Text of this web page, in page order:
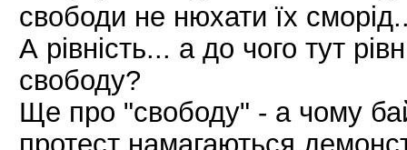
свободи не нюхати їх
А рівність... а до чого тут
свободу?
Ще про "свободу" - а чому